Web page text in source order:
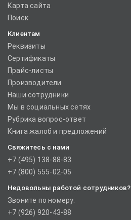
Карта сайта
Поиск
Клиентам
Реквизиты
Сертификаты
Прайс-листы
Производители
Наши сотрудники
Мы в социальных сетях
Рубрика вопрос-ответ
Книга жалоб и предложений
Свяжитесь с нами
+7 (495) 138-88-83
+7 (800) 555-02-05
Недовольны работой сотрудников?
Звоните по номеру:
+7 (926) 920-43-88